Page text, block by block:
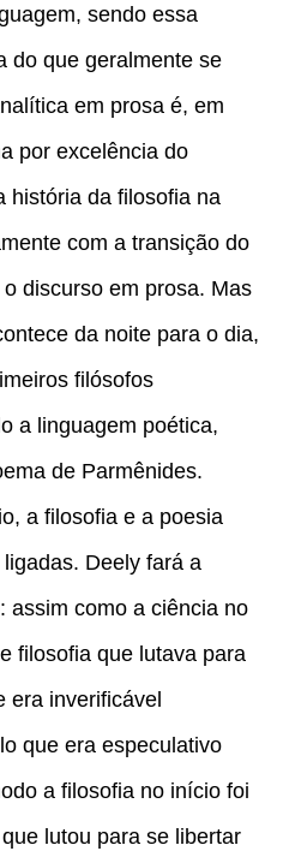
sendo essa
do que geralmente se
em prosa é, em
por excelência do
história da filosofia na
com a transição do
discurso em prosa. Mas
da noite para o dia,
filósofos
a linguagem poética,
de Parmênides.
a filosofia e a poesia
Deely fará a
assim como a ciência no
filosofia que lutava para
era inverificável
que era especulativo
a filosofia no início foi
lutou para se libertar